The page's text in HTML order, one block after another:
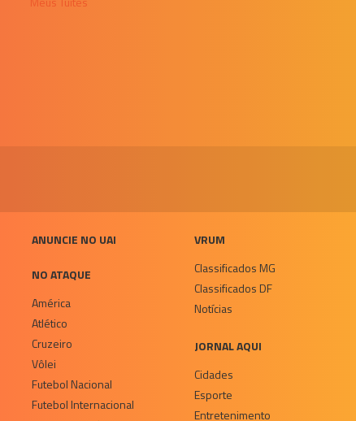
ANUNCIE NO UAI
NO ATAQUE
América
Atlético
Cruzeiro
Vôlei
Futebol Nacional
Futebol Internacional
VRUM
Classificados MG
Classificados DF
Notícias
JORNAL AQUI
Cidades
Esporte
Entretenimento